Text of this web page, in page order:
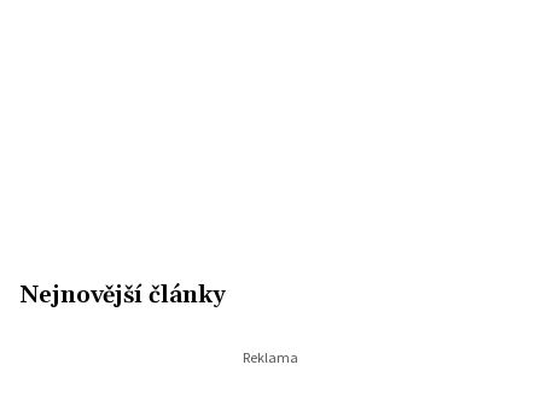
Nejnovější články